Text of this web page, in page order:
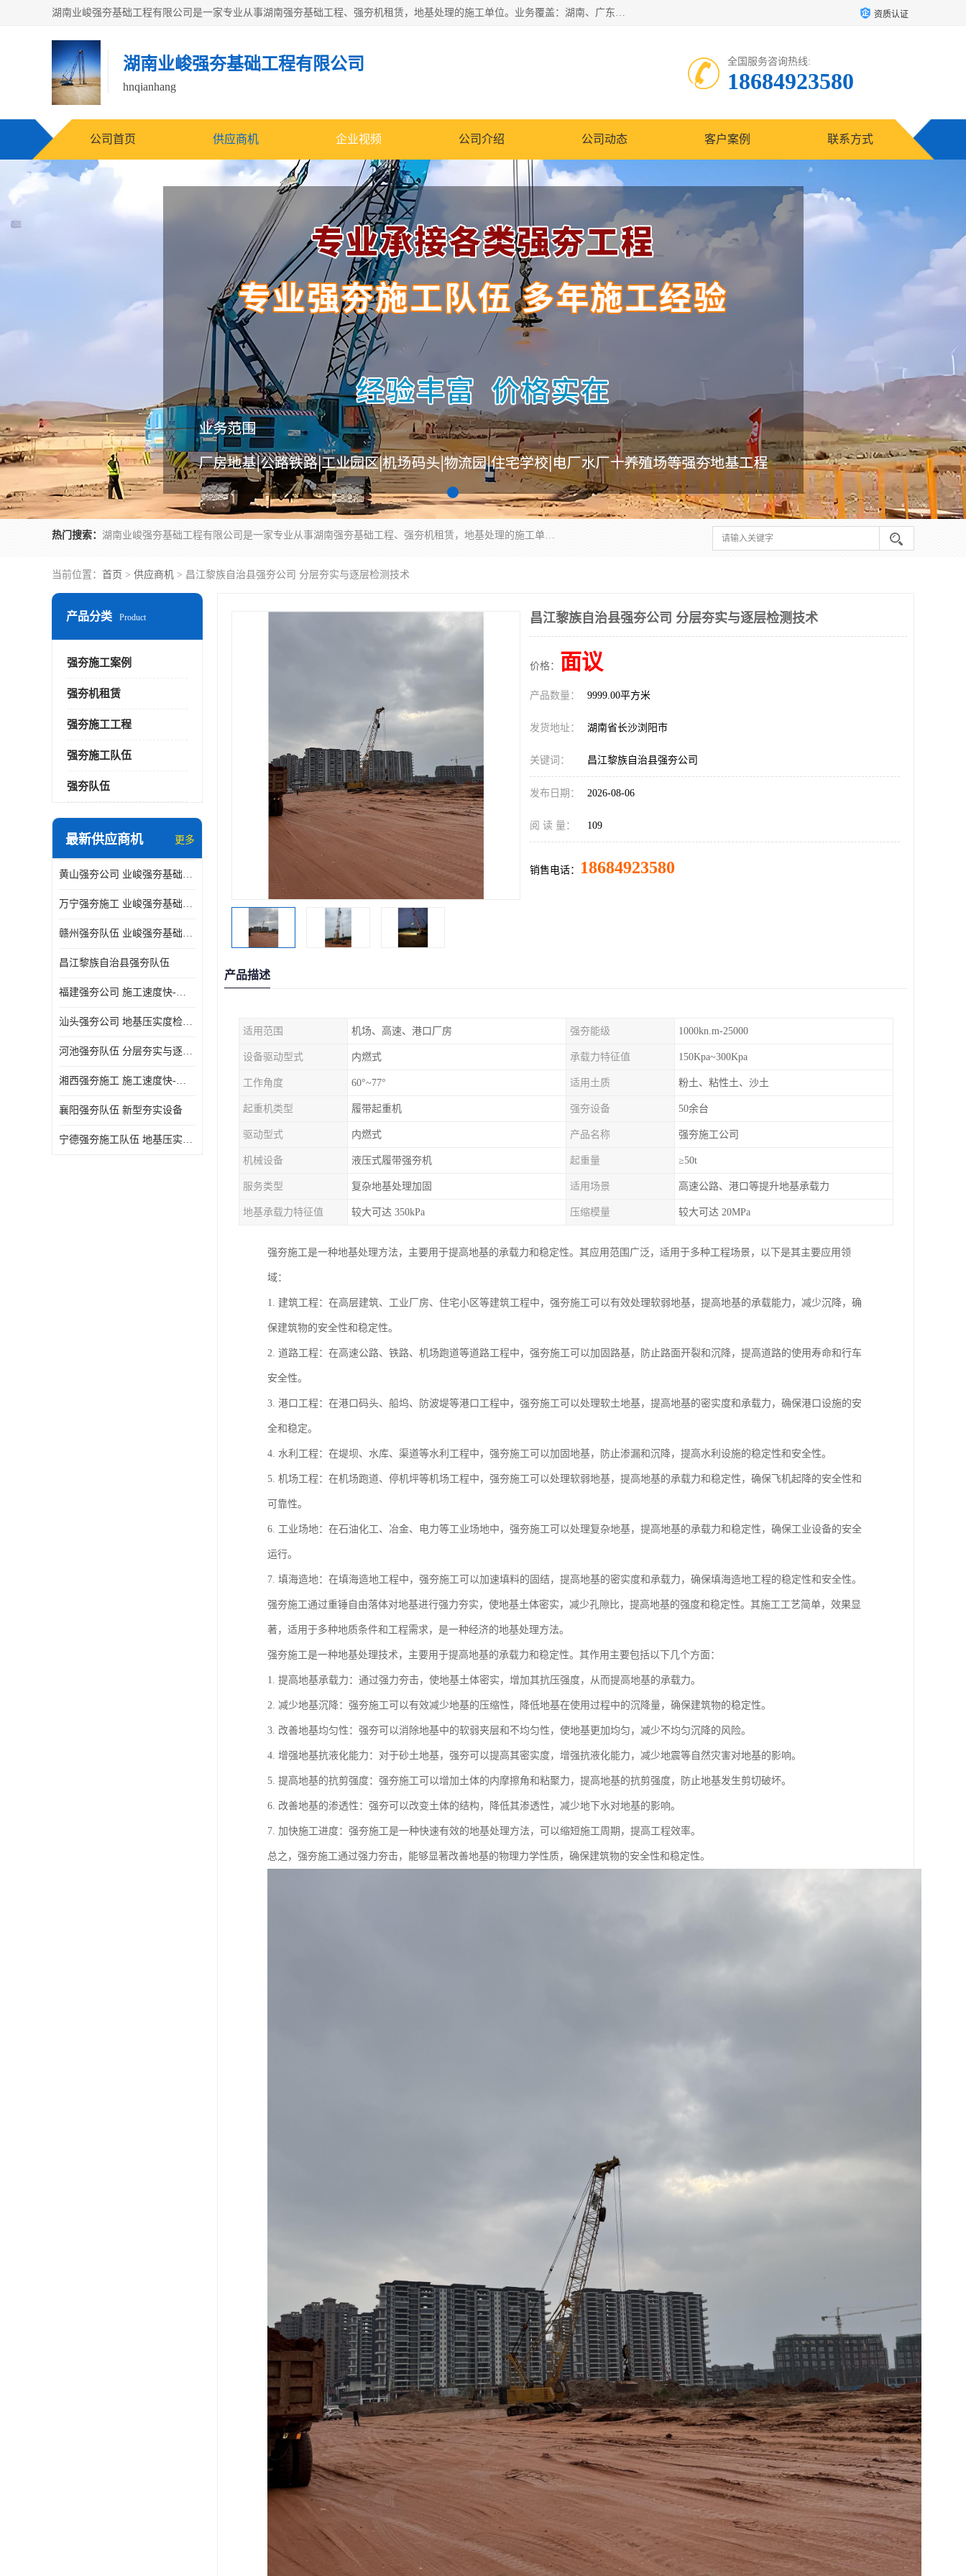
湖南业峻强夯基础工程有限公司是一家专业从事湖南强夯基础工程、强夯机租赁，地基处理的施工单位。业务覆盖：湖南、广东，江西等地。可承接1000KN.m-25000KN.m强夯（置换）工程。公司创始人是国内较早期从事强夯施工的建设者，经过多年的一步一个脚印的发展，在行业内具有较高的度和良好的口碑。 资质认证
湖南业峻强夯基础工程有限公司
hnqianhang
全国服务咨询热线:
18684923580
公司首页 供应商机 企业视频 公司介绍 公司动态 客户案例 联系方式
热门搜索： 湖南业峻强夯基础工程有限公司是一家专业从事湖南强夯基础工程、强夯机租赁，地基处理的施工单位。业务覆盖：湖南、广东，江西等地。可承接1000KN.m-25000KN.m强夯（置换）工程。公司创始人是国内较早期从事强夯施工的建设者，经过多年的一步一个脚印的发展，在行业内具有较高的度和良好的口碑。
当前位置： 首页 > 供应商机 > 昌江黎族自治县强夯公司 分层夯实与逐层检测技术
产品分类 Product
强夯施工案例
强夯机租赁
强夯施工工程
强夯施工队伍
强夯队伍
最新供应商机 更多
黄山强夯公司 业峻强夯基础工程
万宁强夯施工 业峻强夯基础工程
赣州强夯队伍 业峻强夯基础工程
昌江黎族自治县强夯队伍
福建强夯公司 施工速度快-施耐用性强
汕头强夯公司 地基压实度检测方法与标准
河池强夯队伍 分层夯实与逐层检测技术
湘西强夯施工 施工速度快-施耐用性强
襄阳强夯队伍 新型夯实设备
宁德强夯施工队伍 地基压实度检测方法与标准
昌江黎族自治县强夯公司 分层夯实与逐层检测技术
价格： 面议
产品数量： 9999.00平方米
发货地址： 湖南省长沙浏阳市
关键词： 昌江黎族自治县强夯公司
发布日期： 2026-08-06
阅 读 量： 109
销售电话： 18684923580
产品描述
适用范围 机场、高速、港口厂房 强夯能级 1000kn.m-25000
设备驱动型式 内燃式 承载力特征值 150Kpa~300Kpa
工作角度 60°~77° 适用土质 粉土、粘性土、沙土
起重机类型 履带起重机 强夯设备 50余台
驱动型式 内燃式 产品名称 强夯施工公司
机械设备 液压式履带强夯机 起重量 ≥50t
服务类型 复杂地基处理加固 适用场景 高速公路、港口等提升地基承载力
地基承载力特征值 较大可达 350kPa 压缩模量 较大可达 20MPa
强夯施工是一种地基处理方法，主要用于提高地基的承载力和稳定性。其应用范围广泛，适用于多种工程场景，以下是其主要应用领
域：
1. 建筑工程：在高层建筑、工业厂房、住宅小区等建筑工程中，强夯施工可以有效处理软弱地基，提高地基的承载能力，减少沉降，确
保建筑物的安全性和稳定性。
2. 道路工程：在高速公路、铁路、机场跑道等道路工程中，强夯施工可以加固路基，防止路面开裂和沉降，提高道路的使用寿命和行车
安全性。
3. 港口工程：在港口码头、船坞、防波堤等港口工程中，强夯施工可以处理软土地基，提高地基的密实度和承载力，确保港口设施的安
全和稳定。
4. 水利工程：在堤坝、水库、渠道等水利工程中，强夯施工可以加固地基，防止渗漏和沉降，提高水利设施的稳定性和安全性。
5. 机场工程：在机场跑道、停机坪等机场工程中，强夯施工可以处理软弱地基，提高地基的承载力和稳定性，确保飞机起降的安全性和
可靠性。
6. 工业场地：在石油化工、冶金、电力等工业场地中，强夯施工可以处理复杂地基，提高地基的承载力和稳定性，确保工业设备的安全
运行。
7. 填海造地：在填海造地工程中，强夯施工可以加速填料的固结，提高地基的密实度和承载力，确保填海造地工程的稳定性和安全性。
强夯施工通过重锤自由落体对地基进行强力夯实，使地基土体密实，减少孔隙比，提高地基的强度和稳定性。其施工工艺简单，效果显
著，适用于多种地质条件和工程需求，是一种经济的地基处理方法。
强夯施工是一种地基处理技术，主要用于提高地基的承载力和稳定性。其作用主要包括以下几个方面：
1. 提高地基承载力：通过强力夯击，使地基土体密实，增加其抗压强度，从而提高地基的承载力。
2. 减少地基沉降：强夯施工可以有效减少地基的压缩性，降低地基在使用过程中的沉降量，确保建筑物的稳定性。
3. 改善地基均匀性：强夯可以消除地基中的软弱夹层和不均匀性，使地基更加均匀，减少不均匀沉降的风险。
4. 增强地基抗液化能力：对于砂土地基，强夯可以提高其密实度，增强抗液化能力，减少地震等自然灾害对地基的影响。
5. 提高地基的抗剪强度：强夯施工可以增加土体的内摩擦角和粘聚力，提高地基的抗剪强度，防止地基发生剪切破坏。
6. 改善地基的渗透性：强夯可以改变土体的结构，降低其渗透性，减少地下水对地基的影响。
7. 加快施工进度：强夯施工是一种快速有效的地基处理方法，可以缩短施工周期，提高工程效率。
总之，强夯施工通过强力夯击，能够显著改善地基的物理力学性质，确保建筑物的安全性和稳定性。